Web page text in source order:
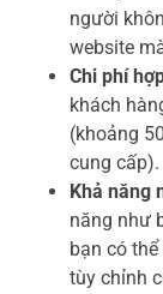
người
website
Chi phí
khách
(khoảng
cung cấp).
Khả năng
năng như
bạn có
tùy chỉnh